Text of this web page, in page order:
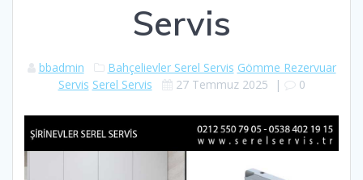
Servis
bbadmin Bahçelievler Serel Servis Gömme Rezervuar
Servis Serel Servis 27 Temmuz 2025 | 0